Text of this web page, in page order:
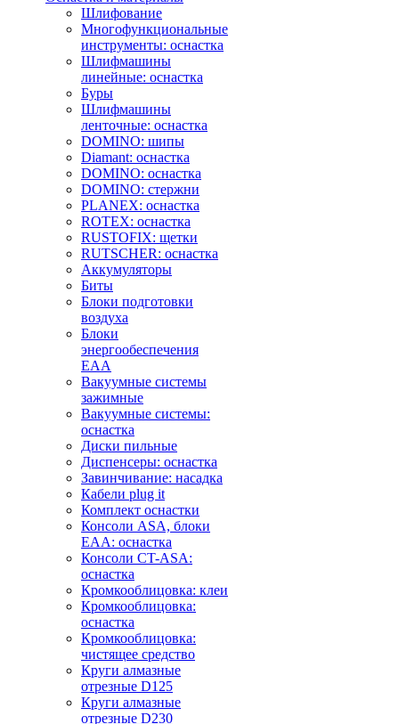
Шлифование
Многофункциональные
инструменты: оснастка
Шлифмашины
линейные: оснастка
Буры
Шлифмашины
ленточные: оснастка
DOMINO: шипы
Diamant: оснастка
DOMINO: оснастка
DOMINO: стержни
PLANEX: оснастка
ROTEX: оснастка
RUSTOFIX: щетки
RUTSCHER: оснастка
Аккумуляторы
Биты
Блоки подготовки
воздуха
Блоки
энергообеспечения
EAA
Вакуумные системы
зажимные
Вакуумные системы:
оснастка
Диски пильные
Диспенсеры: оснастка
Завинчивание: насадка
Кабели plug it
Комплект оснастки
Консоли ASA, блоки
EAA: оснастка
Консоли CT-ASA:
оснастка
Кромкооблицовка: клеи
Кромкооблицовка:
оснастка
Кромкооблицовка:
чистящее средство
Круги алмазные
отрезные D125
Круги алмазные
отрезные D230